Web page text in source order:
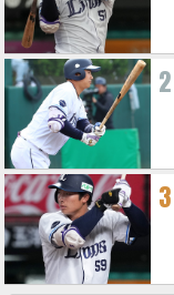
2
3